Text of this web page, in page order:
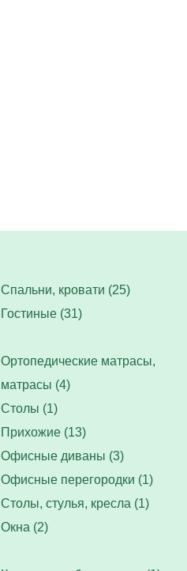
Спальни, кровати (25)
Гостиные (31)
Ортопедические матрасы,
матрасы (4)
Столы (1)
Прихожие (13)
Офисные диваны (3)
Офисные перегородки (1)
Столы, стулья, кресла (1)
Окна (2)